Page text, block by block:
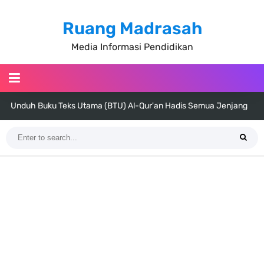
Ruang Madrasah
Media Informasi Pendidikan
Unduh Buku Teks Utama (BTU) Al-Qur'an Hadis Semua Jenjang